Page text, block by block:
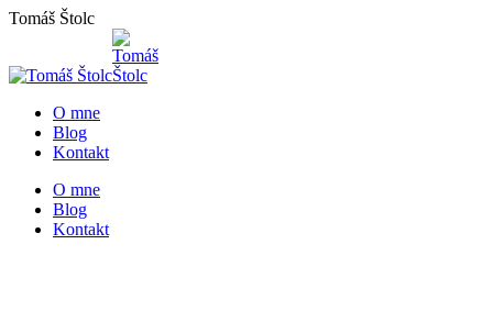
Skip
Tomáš Štolc
O mne
Blog
Kontakt
O mne
Blog
Kontakt